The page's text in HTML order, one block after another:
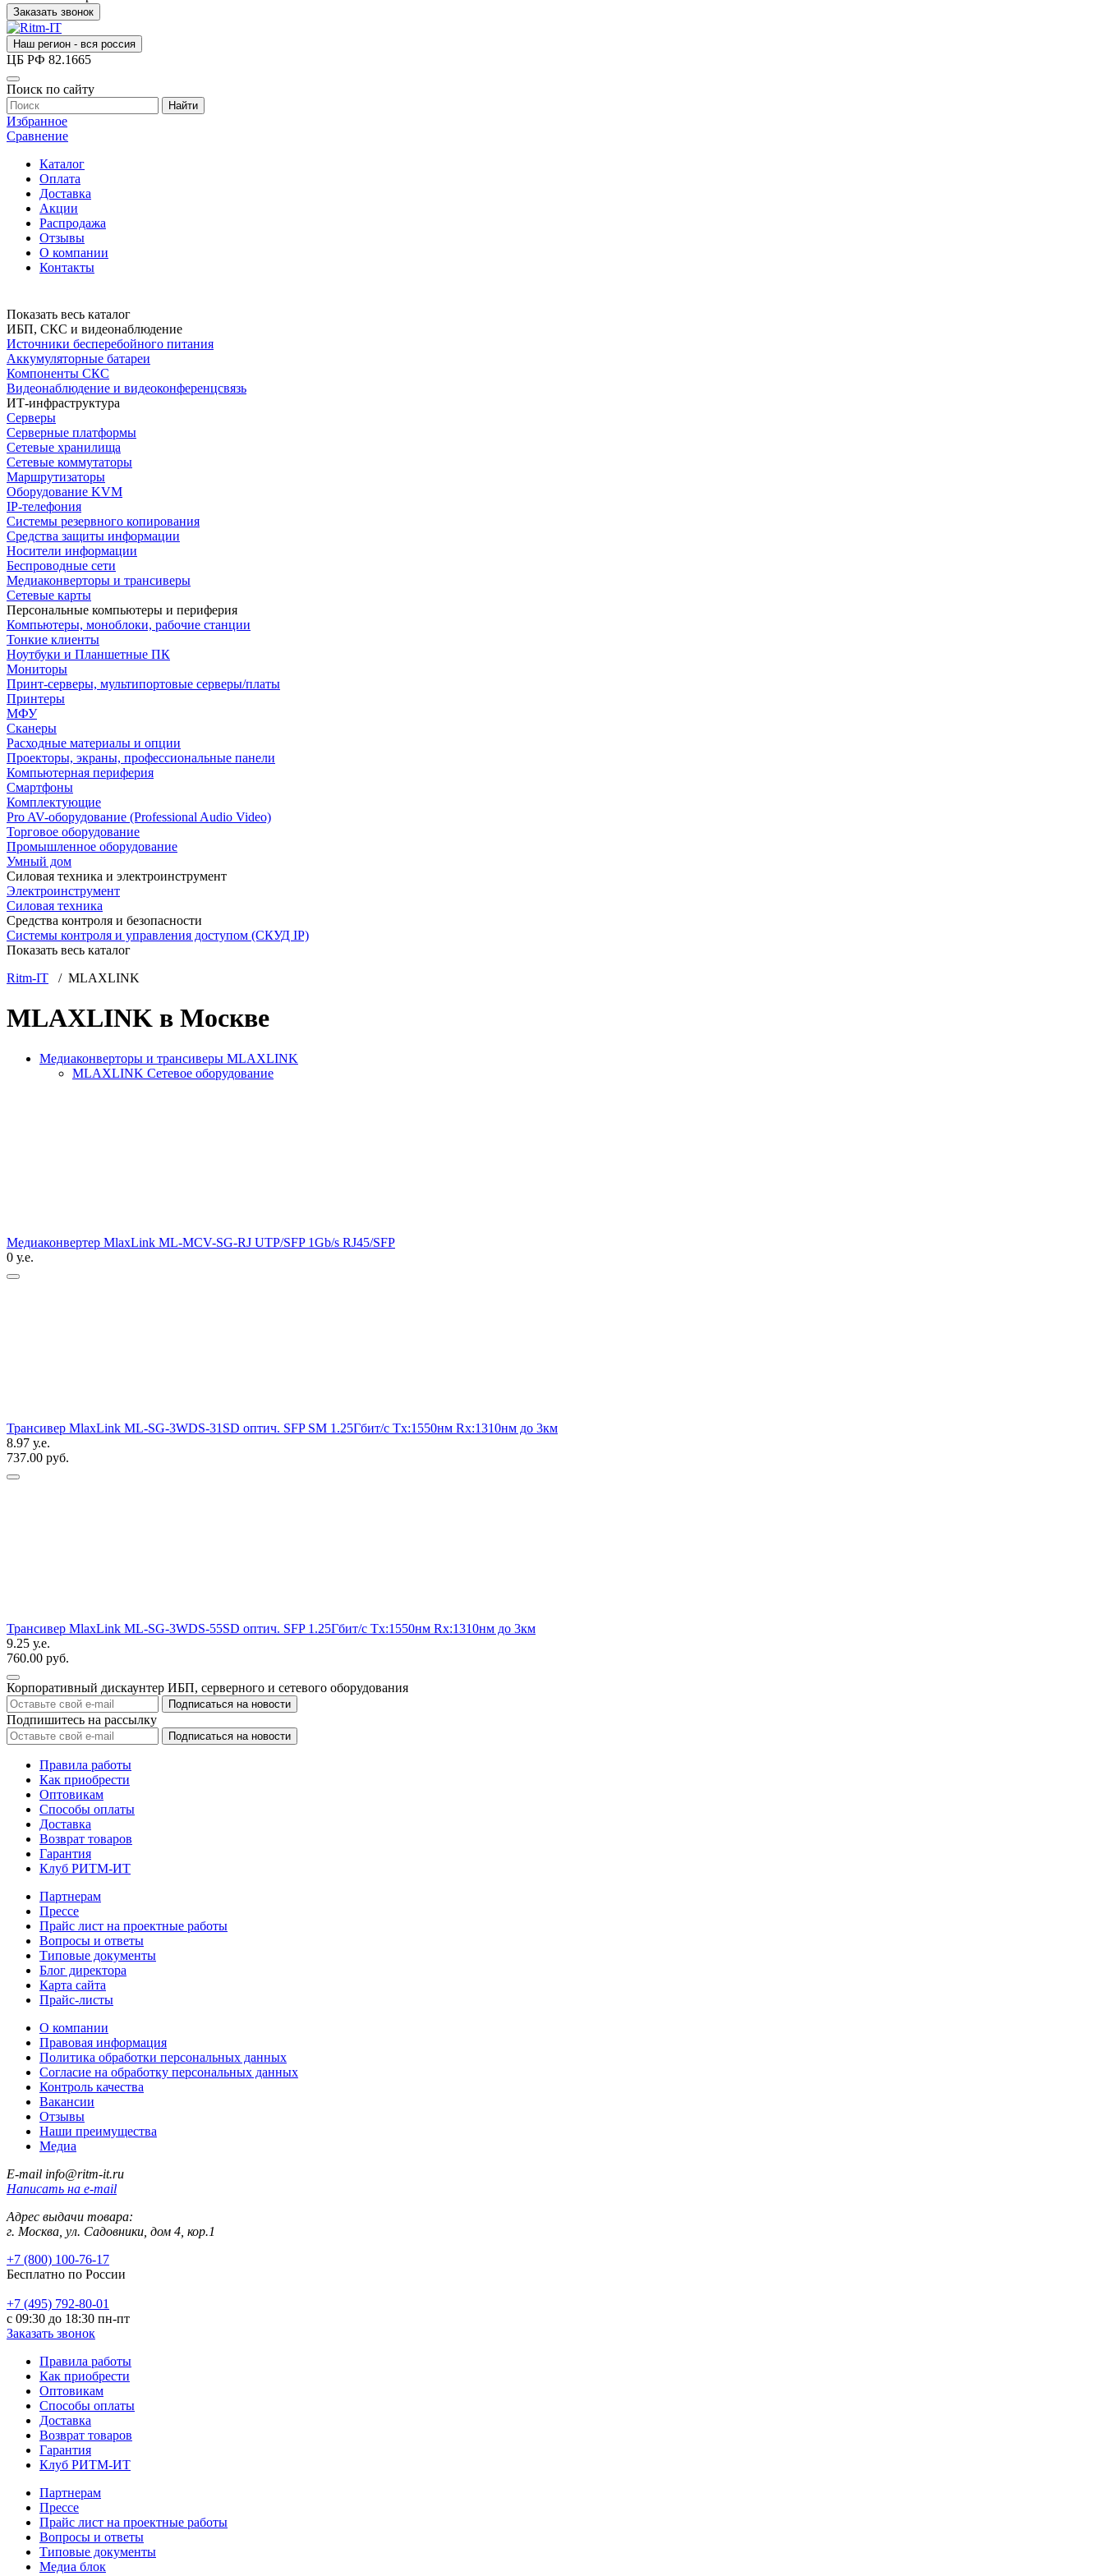
Заказать звонок
Наш регион - вся россия
ЦБ РФ 82.1665
Поиск по сайту
Найти
Избранное
Сравнение
Каталог
Оплата
Доставка
Акции
Распродажа
Отзывы
О компании
Контакты
Показать весь каталог
ИБП, СКС и видеонаблюдение
Источники бесперебойного питания
Аккумуляторные батареи
Компоненты СКС
Видеонаблюдение и видеоконференцсвязь
ИТ-инфраструктура
Серверы
Серверные платформы
Сетевые хранилища
Сетевые коммутаторы
Маршрутизаторы
Оборудование KVM
IP-телефония
Системы резервного копирования
Средства защиты информации
Носители информации
Беспроводные сети
Медиаконверторы и трансиверы
Сетевые карты
Персональные компьютеры и периферия
Компьютеры, моноблоки, рабочие станции
Тонкие клиенты
Ноутбуки и Планшетные ПК
Мониторы
Принт-серверы, мультипортовые серверы/платы
Принтеры
МФУ
Сканеры
Расходные материалы и опции
Проекторы, экраны, профессиональные панели
Компьютерная периферия
Смартфоны
Комплектующие
Pro AV-оборудование (Professional Audio Video)
Торговое оборудование
Промышленное оборудование
Умный дом
Силовая техника и электроинструмент
Электроинструмент
Силовая техника
Средства контроля и безопасности
Системы контроля и управления доступом (СКУД IP)
Показать весь каталог
Ritm-IT / MLAXLINK
MLAXLINK в Москве
Медиаконверторы и трансиверы MLAXLINK
MLAXLINK Сетевое оборудование
Медиаконвертер MlaxLink ML-MCV-SG-RJ UTP/SFP 1Gb/s RJ45/SFP
0 у.е.
Трансивер MlaxLink ML-SG-3WDS-31SD оптич. SFP SM 1.25Гбит/с Tx:1550нм Rx:1310нм до 3км
8.97 у.е.
737.00 руб.
Трансивер MlaxLink ML-SG-3WDS-55SD оптич. SFP 1.25Гбит/с Tx:1550нм Rx:1310нм до 3км
9.25 у.е.
760.00 руб.
Корпоративный дискаунтер ИБП, серверного и сетевого оборудования
Подпишитесь на рассылку
Правила работы
Как приобрести
Оптовикам
Способы оплаты
Доставка
Возврат товаров
Гарантия
Клуб РИТМ-ИТ
Партнерам
Прессе
Прайс лист на проектные работы
Вопросы и ответы
Типовые документы
Блог директора
Карта сайта
Прайс-листы
О компании
Правовая информация
Политика обработки персональных данных
Согласие на обработку персональных данных
Контроль качества
Вакансии
Отзывы
Наши преимущества
Медиа
E-mail info@ritm-it.ru
Написать на e-mail
Адрес выдачи товара:
г. Москва, ул. Садовники, дом 4, кор.1
+7 (800) 100-76-17
Бесплатно по России
+7 (495) 792-80-01
с 09:30 до 18:30 пн-пт
Заказать звонок
Правила работы
Как приобрести
Оптовикам
Способы оплаты
Доставка
Возврат товаров
Гарантия
Клуб РИТМ-ИТ
Партнерам
Прессе
Прайс лист на проектные работы
Вопросы и ответы
Типовые документы
Медиа блок